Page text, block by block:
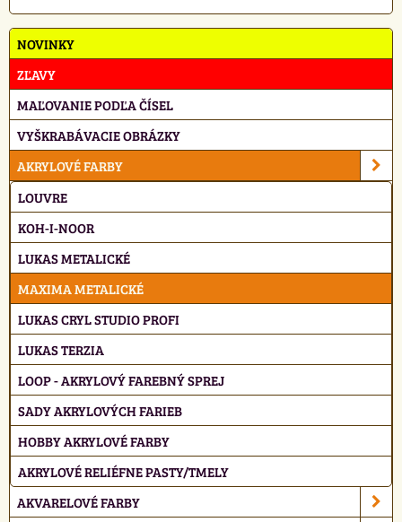
NOVINKY
ZĽAVY
MAĽOVANIE PODĽA ČÍSEL
VYŠKRABÁVACIE OBRÁZKY
AKRYLOVÉ FARBY
LOUVRE
KOH-I-NOOR
LUKAS METALICKÉ
MAXIMA METALICKÉ
LUKAS CRYL STUDIO PROFI
LUKAS TERZIA
LOOP - AKRYLOVÝ FAREBNÝ SPREJ
SADY AKRYLOVÝCH FARIEB
HOBBY AKRYLOVÉ FARBY
AKRYLOVÉ RELIÉFNE PASTY/TMELY
AKVARELOVÉ FARBY